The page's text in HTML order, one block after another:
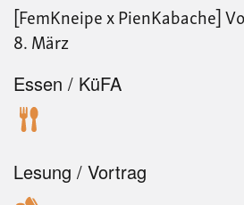
[FemKneipe x PienKabache]
8. März
Essen / KüFA
Lesung / Vortrag